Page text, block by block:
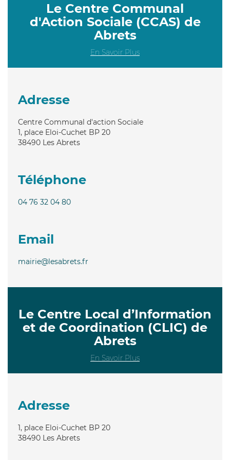
Le Centre Communal
d'Action Sociale (CCAS) de
Abrets
En Savoir Plus
Adresse
Centre Communal d'action Sociale
1, place Eloi-Cuchet BP 20
38490 Les Abrets
Téléphone
04 76 32 04 80
Email
mairie@lesabrets.fr
Le Centre Local d’Information
et de Coordination (CLIC) de
Abrets
En Savoir Plus
Adresse
1, place Eloi-Cuchet BP 20
38490 Les Abrets